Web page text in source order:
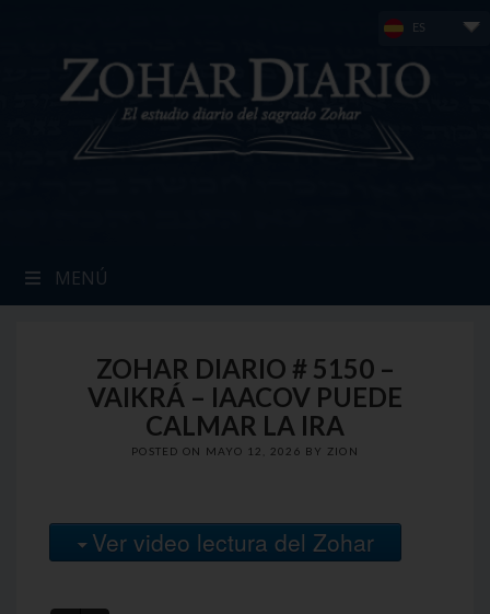
ES
MENÚ
ZOHAR DIARIO # 5150 –
VAIKRÁ – IAACOV PUEDE
CALMAR LA IRA
POSTED ON MAYO 12, 2026 BY ZION
Ver video lectura del Zohar